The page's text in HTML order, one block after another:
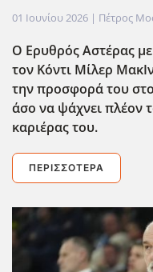
01 Ιουνίου 2026 | Πέτρος
Ο Ερυθρός Αστέρας
τον Κόντι Μίλερ
την προσφορά του
άσο να ψάχνει πλέον
καριέρας του.
ΠΕΡΙΣΣΌΤΕΡΑ